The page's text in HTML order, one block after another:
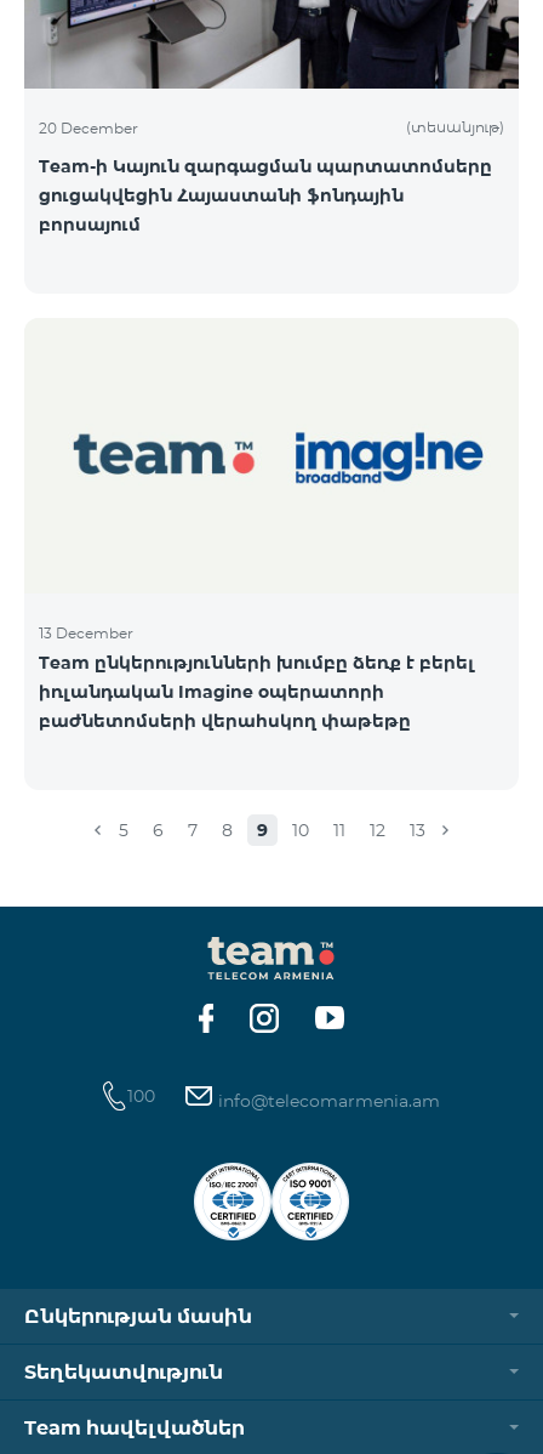
20 December (տեսանյութ)
Team-ի Կայուն զարգացման պարտատոմսերը
ցուցակվեցին Հայաստանի ֆոնդային
բորսայում
13 December
Team ընկերությունների խումբը ձեռք է բերել
իռլանդական Imagine օպերատորի
բաժնետոմսերի վերահսկող փաթեթը
5 6 7 8 9 10 11 12 13
100 info@telecomarmenia.am
Ընկերության մասին
Տեղեկատվություն
Team հավելվածներ